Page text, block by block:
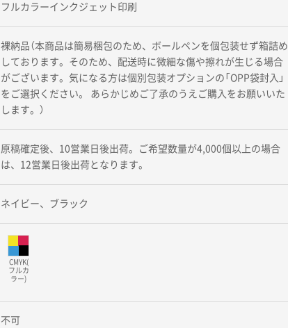
フルカラーインクジェット印刷
裸納品（本商品は簡易梱包のため、ボールペンを個包装せず箱詰め
しております。そのため、配送時に微細な傷や擦れが生じる場合
がございます。気になる方は個別包装オプションの「OPP袋封入」
をご選択ください。 あらかじめご了承のうえご購入をお願いいた
します。）
原稿確定後、10営業日後出荷。ご希望数量が4,000個以上の場合
は、12営業日後出荷となります。
ネイビー、ブラック
CMYK(
フルカ
ラー)
不可